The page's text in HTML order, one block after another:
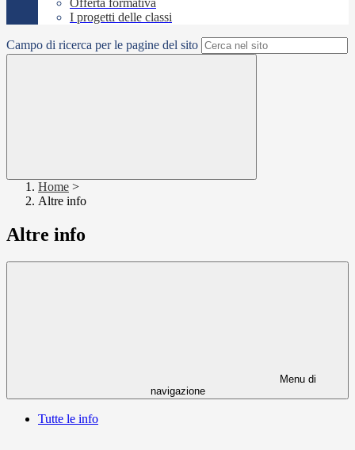
Offerta formativa
I progetti delle classi
Campo di ricerca per le pagine del sito
Home >
Altre info
Altre info
Menu di
navigazione
Tutte le info